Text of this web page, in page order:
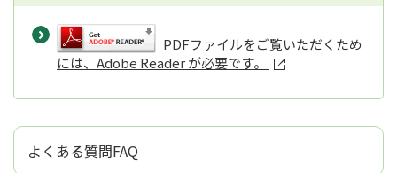
PDFファイルをご覧いただくため
には、Adobe Reader が必要です。
よくある質問FAQ